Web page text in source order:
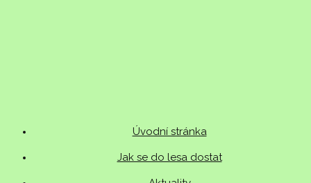
Úvodní stránka
Jak se do lesa dostat